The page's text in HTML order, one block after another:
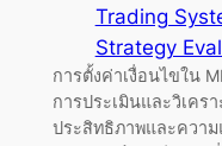
Trading
Strategy
การตั้งค่าเงื่อนไขใน
การประเมินและวิเคร
ประสิทธิภาพและควา